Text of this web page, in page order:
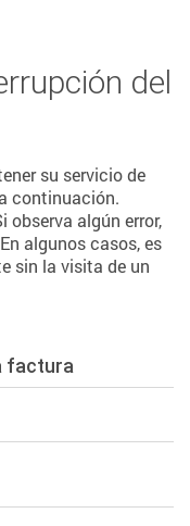
del
su servicio de
continuación.
observa algún error,
algunos casos, es
sin la visita de un
factura